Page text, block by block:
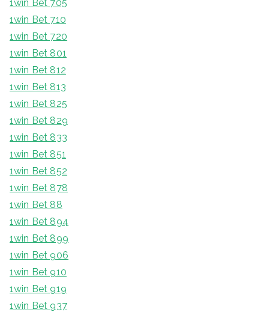
1win Bet 705
1win Bet 710
1win Bet 720
1win Bet 801
1win Bet 812
1win Bet 813
1win Bet 825
1win Bet 829
1win Bet 833
1win Bet 851
1win Bet 852
1win Bet 878
1win Bet 88
1win Bet 894
1win Bet 899
1win Bet 906
1win Bet 910
1win Bet 919
1win Bet 937